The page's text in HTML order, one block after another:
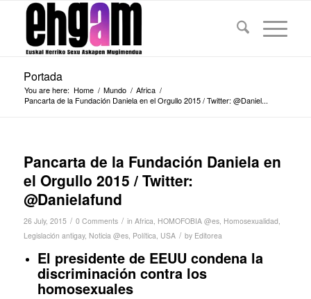
Portada
You are here: Home / Mundo / Africa /
Pancarta de la Fundación Daniela en el Orgullo 2015 / Twitter: @Daniel...
Pancarta de la Fundación Daniela en
el Orgullo 2015 / Twitter:
@Danielafund
26 July, 2015 / 0 Comments / in Africa, HOMOFOBIA @es, Homosexualidad,
Legislación antigay, Noticia @es, Política, USA / by Editorea
El presidente de EEUU condena la
discriminación contra los
homosexuales